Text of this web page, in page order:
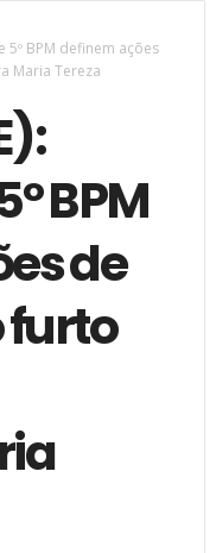
5º BPM definem ações
Maria Tereza
BPM
de